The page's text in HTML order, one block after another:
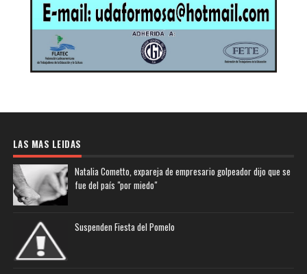
LAS MAS LEIDAS
Natalia Cometto, expareja de empresario golpeador dijo que se
fue del país "por miedo"
Suspenden Fiesta del Pomelo